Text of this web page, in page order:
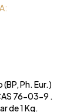
Ph. Eur.)
76-03-9 .
de 1 Kg.